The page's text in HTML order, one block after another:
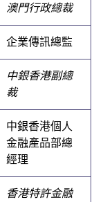
澳門行政總裁
企業傳訊總監
中銀香港副總
裁
中銀香港個人
金融產品部總
經理
香港特許金融